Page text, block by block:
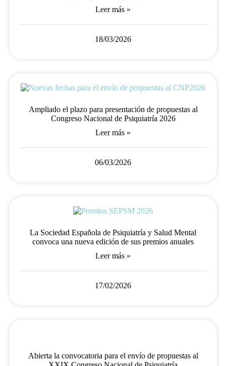
Leer más »
18/03/2026
Ampliado el plazo para presentación de propuestas al
Congreso Nacional de Psiquiatría 2026
Leer más »
06/03/2026
La Sociedad Española de Psiquiatría y Salud Mental
convoca una nueva edición de sus premios anuales
Leer más »
17/02/2026
Abierta la convocatoria para el envío de propuestas al